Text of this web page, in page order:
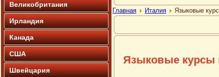
Великобритания
Ирландия
Канада
США
Швейцария
Главная Италия Языковые
Языковые курсы